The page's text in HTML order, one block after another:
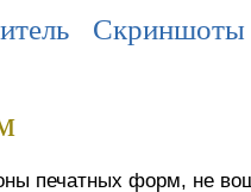
Скриншоты
печатных форм, не